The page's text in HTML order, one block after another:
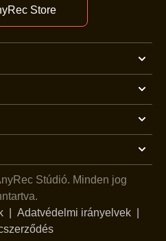
Store
Stúdió. Minden jog
Adatvédelmi irányelvek